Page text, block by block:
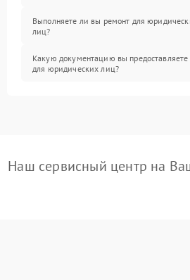
Выполняете ли вы ремонт для
лиц?
Какую документацию вы предоставляете
для юридических лиц?
Наш сервисный центр на